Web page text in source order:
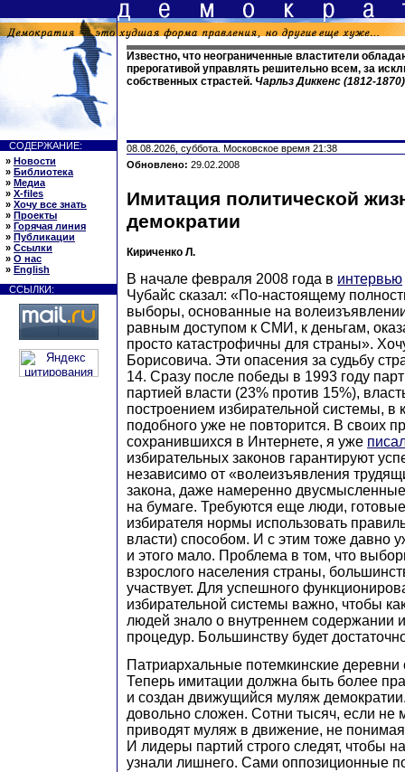
Известно, что неограниченные властители
прерогативой управлять решительно всем, за
собственных страстей. Чарльз Диккенс (1812-
СОДЕРЖАНИЕ:
» Новости
» Библиотека
» Медиа
» X-files
» Хочу все знать
» Проекты
» Горячая линия
» Публикации
» Ссылки
» О нас
» English
ССЫЛКИ:
08.08.2026, суббота. Московское время 21:38
Обновлено: 29.02.2008
Имитация политической
демократии
Кириченко Л.
В начале февраля 2008 года в интервью
Чубайс сказал: «По-настоящему
выборы, основанные на
равным доступом к СМИ, к деньгам,
просто катастрофичны для страны».
Борисовича. Эти опасения за судьбу
14. Сразу после победы в 1993 году
партией власти (23% против 15%),
построением избирательной системы, в
подобного уже не повторится. В своих
сохранившихся в Интернете, я уже
избирательных законов гарантируют
независимо от «волеизъявления
закона, даже намеренно
на бумаге. Требуются еще люди,
избирателя нормы использовать
власти) способом. И с этим тоже давно
и этого мало. Проблема в том, что
взрослого населения страны,
участвует. Для успешного
избирательной системы важно, чтобы
людей знало о внутреннем содержании
процедур. Большинству будет
Патриархальные потемкинские
Теперь имитации должна быть более
и создан движущийся муляж
довольно сложен. Сотни тысяч, если
приводят муляж в движение, не
И лидеры партий строго следят, чтобы
узнали лишнего. Сами оппозиционные